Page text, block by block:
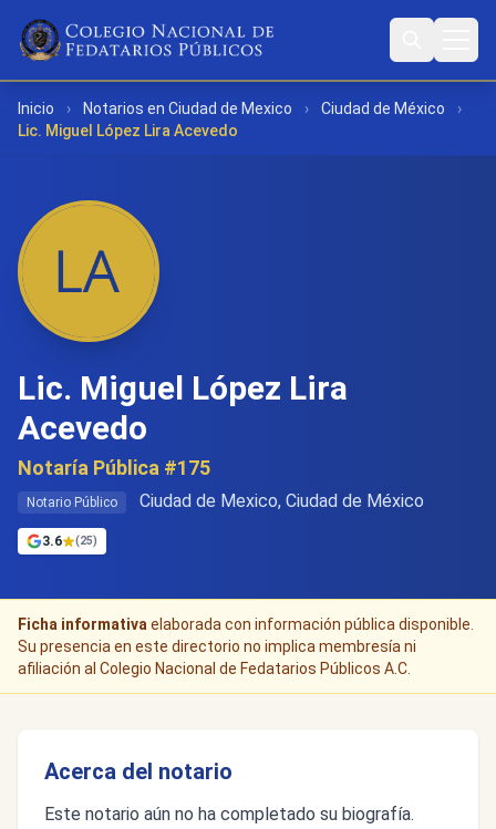
Inicio › Notarios en Ciudad de Mexico › Ciudad de México
›
Lic. Miguel López Lira Acevedo
Lic. Miguel López Lira
Acevedo
Notaría Pública #175
Notario Público Ciudad de Mexico, Ciudad de México
3.6 (25)
Ficha informativa elaborada con información pública disponible.
Su presencia en este directorio no implica membresía ni
afiliación al Colegio Nacional de Fedatarios Públicos A.C.
Acerca del notario
Este notario aún no ha completado su biografía.